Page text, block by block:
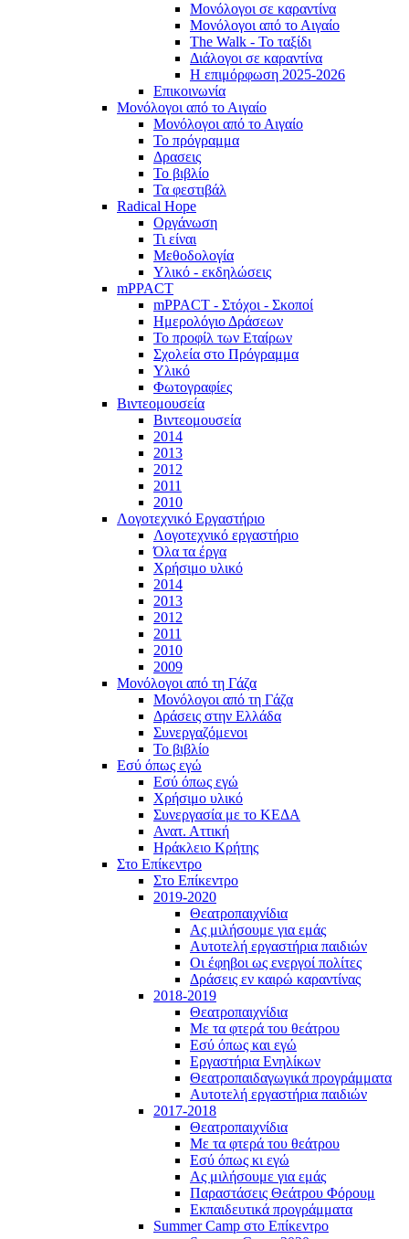
Μονόλογοι σε καραντίνα
Μονόλογοι από το Αιγαίο
The Walk - Το ταξίδι
Διάλογοι σε καραντίνα
Η επιμόρφωση 2025-2026
Επικοινωνία
Μονόλογοι από το Αιγαίο
Μονόλογοι από το Αιγαίο
Το πρόγραμμα
Δρασεις
Το βιβλίο
Τα φεστιβάλ
Radical Hope
Οργάνωση
Τι είναι
Μεθοδολογία
Υλικό - εκδηλώσεις
mPPACT
mPPACT - Στόχοι - Σκοποί
Ημερολόγιο Δράσεων
Το προφίλ των Εταίρων
Σχολεία στο Πρόγραμμα
Υλικό
Φωτογραφίες
Βιντεομουσεία
Βιντεομουσεία
2014
2013
2012
2011
2010
Λογοτεχνικό Εργαστήριο
Λογοτεχνικό εργαστήριο
Όλα τα έργα
Χρήσιμο υλικό
2014
2013
2012
2011
2010
2009
Μονόλογοι από τη Γάζα
Μονόλογοι από τη Γάζα
Δράσεις στην Ελλάδα
Συνεργαζόμενοι
To βιβλίο
Εσύ όπως εγώ
Εσύ όπως εγώ
Χρήσιμο υλικό
Συνεργασία με το ΚΕΔΑ
Ανατ. Αττική
Ηράκλειο Κρήτης
Στο Επίκεντρο
Στο Επίκεντρο
2019-2020
Θεατροπαιχνίδια
Ας μιλήσουμε για εμάς
Αυτοτελή εργαστήρια παιδιών
Οι έφηβοι ως ενεργοί πολίτες
Δράσεις εν καιρώ καραντίνας
2018-2019
Θεατροπαιχνίδια
Με τα φτερά του θεάτρου
Εσύ όπως και εγώ
Εργαστήρια Ενηλίκων
Θεατροπαιδαγωγικά προγράμματα
Αυτοτελή εργαστήρια παιδιών
2017-2018
Θεατροπαιχνίδια
Με τα φτερά του θεάτρου
Εσύ όπως κι εγώ
Ας μιλήσουμε για εμάς
Παραστάσεις Θεάτρου Φόρουμ
Εκπαιδευτικά προγράμματα
Summer Camp στο Επίκεντρο